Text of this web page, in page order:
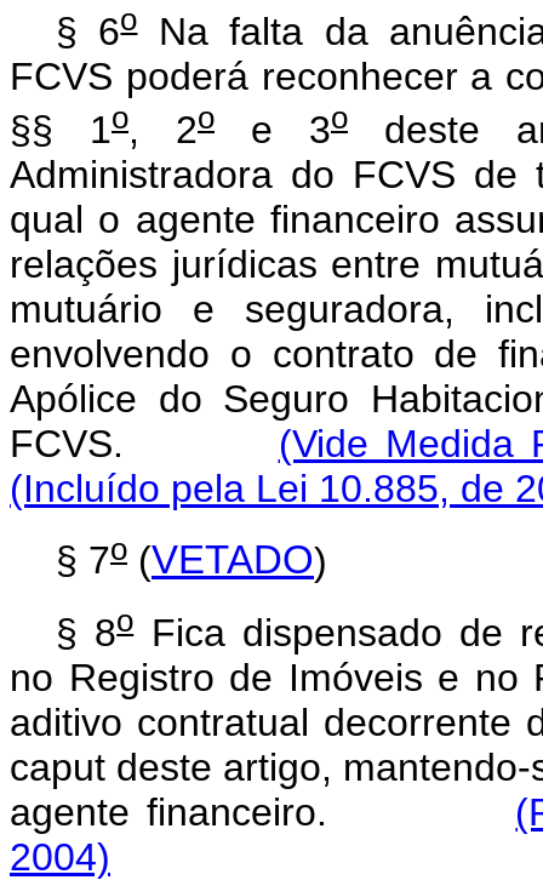
§ 6oNa falta da
FCVS poderá reconhecer a
§§ 1o, 2o e 3o deste
Administradora do FCVS de
qual o agente financeiro
relações jurídicas entre
mutuário e seguradora,
envolvendo o contrato de
Apólice do Seguro
FCVS. (Vide Medida
(Incluído pela Lei 10.885, de
§ 7o (VETADO)
§ 8oFica dispensado de
no Registro de Imóveis e no
aditivo contratual decorrente
caput deste artigo,
agente financeiro.
2004)